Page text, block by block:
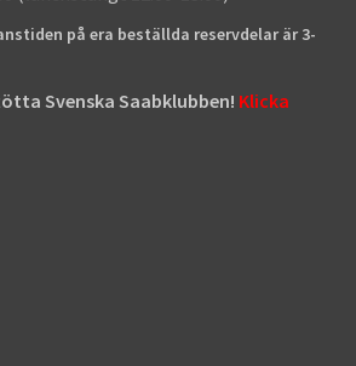
på era beställda reservdelar är 3-
Svenska Saabklubben! Klicka